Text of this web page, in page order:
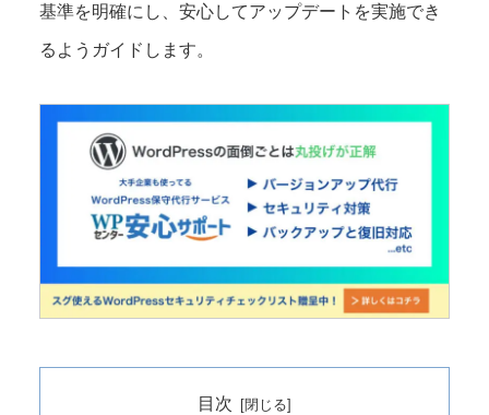
基準を明確にし、安心してアップデートを実施でき
るようガイドします。
目次